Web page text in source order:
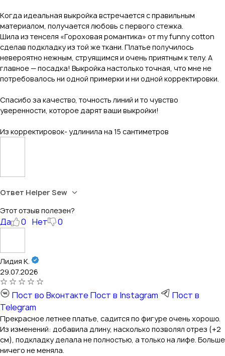
Когда идеальная выкройка встречается с правильным
материалом, получается любовь с первого стежка.
Шила из тенселя «Гороховая романтика» от my funny cotton
сделав подкладку из той же ткани. Платье получилось
невероятно нежным, струящимся и очень приятным к телу. А
главное — посадка! Выкройка настолько точная, что мне не
потребовалось ни одной примерки и ни одной корректировки.
Спасибо за качество, точность линий и то чувство
уверенности, которое дарят ваши выкройки!
Из корректировок- удлинила на 15 сантиметров
Ответ Helper Sew
Этот отзыв полезен?
Да 0 Нет 0
Лидия К.
29.07.2026
Пост во ВконтактеПост в Instagram
Пост в
Telegram
Прекрасное летнее платье, садится по фигуре очень хорошо.
Из изменений: добавила длину, насколько позволял отрез (+2
см), подкладку делала не полностью, а только на лифе. Больше
ничего не меняла.